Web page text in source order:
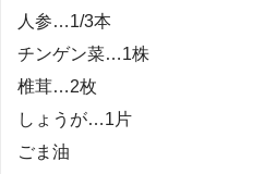
人参…1/3本
チンゲン菜…1株
椎茸…2枚
しょうが…1片
ごま油